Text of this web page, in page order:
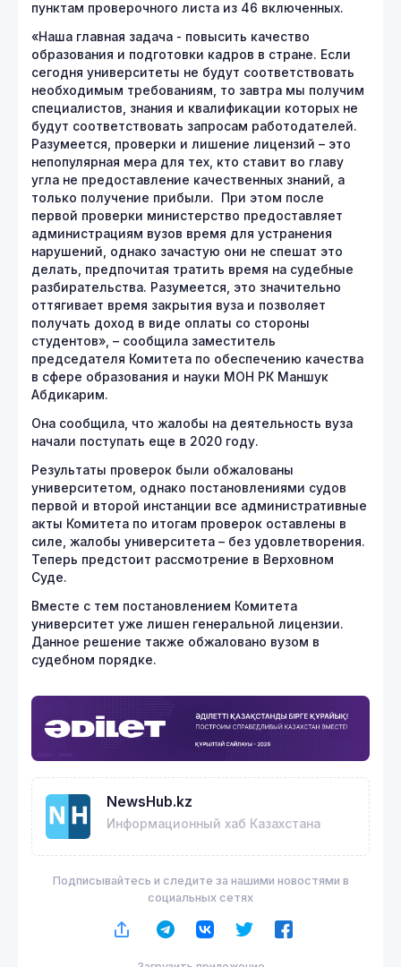
пунктам проверочного листа из 46 включенных.
«Наша главная задача - повысить качество
образования и подготовки кадров в стране. Если
сегодня университеты не будут соответствовать
необходимым требованиям, то завтра мы получим
специалистов, знания и квалификации которых не
будут соответствовать запросам работодателей.
Разумеется, проверки и лишение лицензий – это
непопулярная мера для тех, кто ставит во главу
угла не предоставление качественных знаний, а
только получение прибыли. При этом после
первой проверки министерство предоставляет
администрациям вузов время для устранения
нарушений, однако зачастую они не спешат это
делать, предпочитая тратить время на судебные
разбирательства. Разумеется, это значительно
оттягивает время закрытия вуза и позволяет
получать доход в виде оплаты со стороны
студентов», – сообщила заместитель
председателя Комитета по обеспечению качества
в сфере образования и науки МОН РК Маншук
Абдикарим.
Она сообщила, что жалобы на деятельность вуза
начали поступать еще в 2020 году.
Результаты проверок были обжалованы
университетом, однако постановлениями судов
первой и второй инстанции все административные
акты Комитета по итогам проверок оставлены в
силе, жалобы университета – без удовлетворения.
Теперь предстоит рассмотрение в Верховном
Суде.
Вместе с тем постановлением Комитета
университет уже лишен генеральной лицензии.
Данное решение также обжаловано вузом в
судебном порядке.
NewsHub.kz
Информационный хаб Казахстана
Подписывайтесь и следите за нашими новостями в
социальных сетях